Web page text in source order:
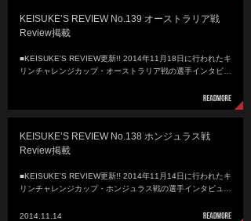
KEISUKE’S REVIEW No.139 オーストラリア戦
Review掲載
■KEISUKE'S REVIEW更新!! 2014年11月18日に行われたキ
リンチャレンジカップ・オーストラリア戦の選手インタビ…
KEISUKE’S REVIEW No.138 ホンジュラス戦
Review掲載
■KEISUKE'S REVIEW更新!! 2014年11月14日に行われたキ
リンチャレンジカップ・ホンジュラス戦の選手インタビュ…
2014.11.14